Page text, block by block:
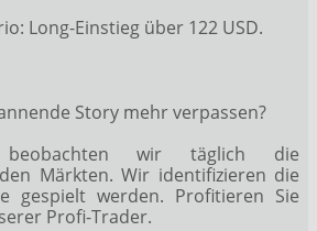
Long-Einstieg über 122 USD.
Story mehr verpassen?
beobachten wir täglich die
Märkten. Wir identifizieren die
gespielt werden. Profitieren Sie
Profi-Trader.